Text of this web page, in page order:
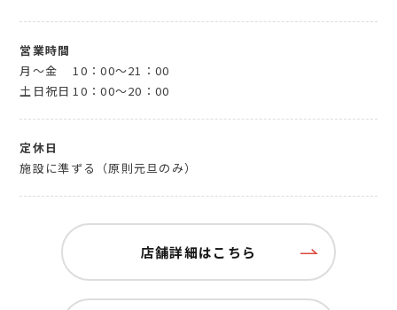
営業時間
月～金
10：00～21：00
土日祝日 10：00～20：00
定休日
施設に準ずる（原則元旦のみ）
店舗詳細はこちら